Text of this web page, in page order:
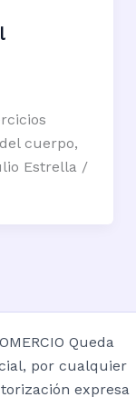
cuerpo,
Estrella /
Queda
por cualquier
expresa